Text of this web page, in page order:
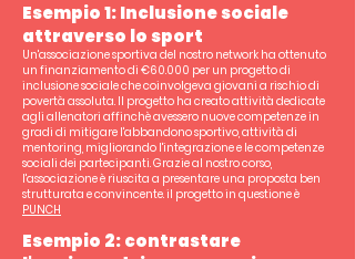
Esempio 1: Inclusione sociale
attraverso lo sport
Un'associazione sportiva del nostro network ha ottenuto
un finanziamento di €60.000 per un progetto di
inclusione sociale che coinvolgeva giovani a rischio di
povertà assoluta. Il progetto ha creato attività dedicate
agli allenatori affinchè avessero nuove competenze in
gradi di mitigare l'abbandono sportivo, attività di
mentoring, migliorando l'integrazione e le competenze
sociali dei partecipanti. Grazie al nostro corso,
l'associazione è riuscita a presentare una proposta ben
strutturata e convincente. il progetto in questione è
PUNCH
Esempio 2: contrastare